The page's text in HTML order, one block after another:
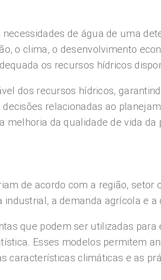
de água de uma
o clima, o desenvolvimento
os recursos hídricos
dos recursos hídricos,
relacionadas ao
melhoria da qualidade de vida da
de acordo com a região,
a demanda agrícola e
que podem ser utilizadas
Esses modelos permitem
características climáticas e as